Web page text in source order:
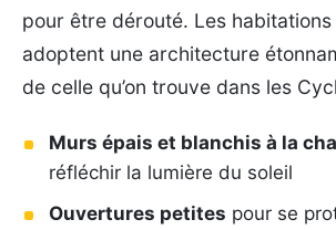
pour être dérouté. Les
adoptent une architecture
de celle qu’on trouve dans les
Murs épais et blanchis à la
réfléchir la lumière du soleil
Ouvertures petites pour se